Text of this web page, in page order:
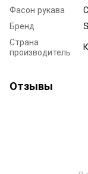
Фасон рукава
Бренд
Страна
производитель
Отзывы